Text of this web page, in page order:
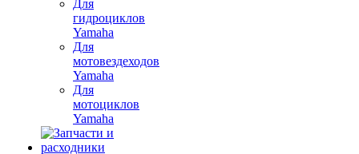
Для
гидроциклов
Yamaha
Для
мотовездеходов
Yamaha
Для
мотоциклов
Yamaha